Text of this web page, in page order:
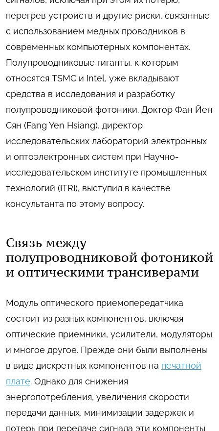
перегрев устройств и другие риски, связанные
с использованием медных проводников в
современных компьютерных компонентах.
Полупроводниковые гиганты, к которым
относятся TSMC и Intel, уже вкладывают
средства в исследования и разработку
полупроводниковой фотоники. Доктор Фан Йен
Сян (Fang Yen Hsiang), директор
исследовательских лабораторий электронных
и оптоэлектронных систем при Научно-
исследовательском институте промышленных
технологий (ITRI), выступил в качестве
консультанта по этому вопросу.
Связь между
полупроводниковой фотоникой
и оптическими трансиверами
Модуль оптического приемопередатчика
состоит из разных компонентов, включая
оптические приемники, усилители, модуляторы
и многое другое. Прежде они были выполнены
в виде дискретных компонентов на печатной
плате. Однако для снижения
энергопотребления, увеличения скорости
передачи данных, минимизации задержек и
потерь при передаче сигнала эти компоненты